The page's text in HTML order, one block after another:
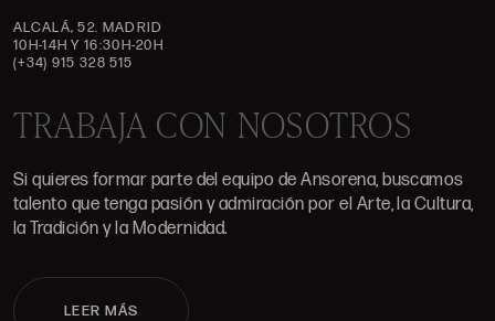
ALCALÁ, 52. MADRID
10H-14H Y 16:30H-20H
(+34) 915 328 515
TRABAJA CON NOSOTROS
Si quieres formar parte del equipo de Ansorena, buscamos
talento que tenga pasión y admiración por el Arte, la Cultura,
la Tradición y la Modernidad.
LEER MÁS